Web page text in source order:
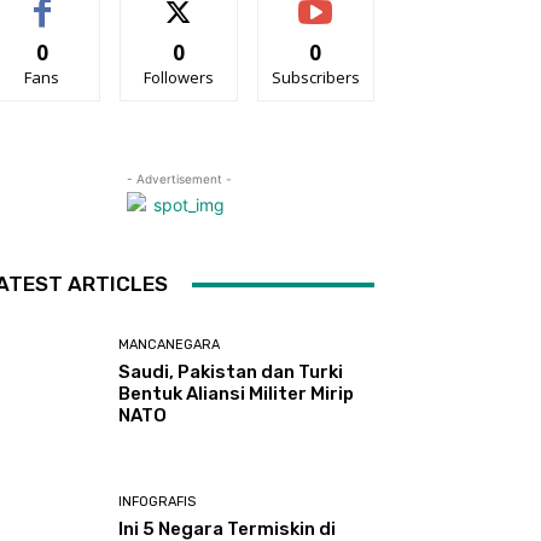
0
Fans
0
Followers
0
Subscribers
- Advertisement -
ARTICLES
MANCANEGARA
Saudi, Pakistan dan Turki
Bentuk Aliansi Militer Mirip
NATO
INFOGRAFIS
Ini 5 Negara Termiskin di